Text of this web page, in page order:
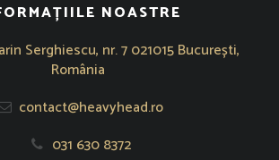
NOASTRE
Serghiescu, nr. 7 021015 București,
România
contact@heavyhead.ro
031 630 8372